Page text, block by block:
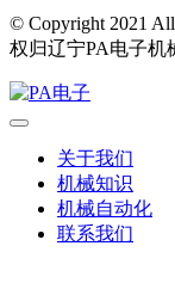
© Copyright 2021 All
权归辽宁PA电子机
关于我们
机械知识
机械自动化
联系我们